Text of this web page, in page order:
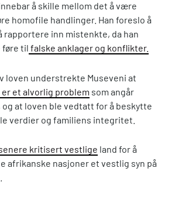
å skille mellom det å være
homofile handlinger. Han foreslo å
inn mistenkte, da han
føre til falske anklager og konflikter.
loven understrekte Museveni at
et alvorlig problem som angår
at loven ble vedtatt for å beskytte
verdier og familiens integritet.
kritisert vestlige land for å
afrikanske nasjoner et vestlig syn på